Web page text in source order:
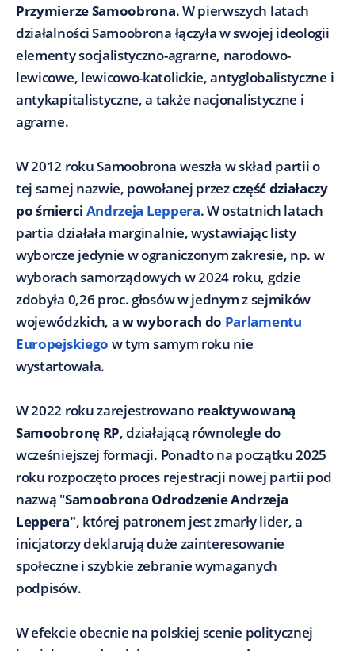
Przymierze Samoobrona. W pierwszych latach
działalności Samoobrona łączyła w swojej ideologii
elementy socjalistyczno-agrarne, narodowo-
lewicowe, lewicowo-katolickie, antyglobalistyczne i
antykapitalistyczne, a także nacjonalistyczne i
agrarne.
W 2012 roku Samoobrona weszła w skład partii o
tej samej nazwie, powołanej przezczęść działaczy
po śmierci Andrzeja Leppera. W ostatnich latach
partia działała marginalnie, wystawiając listy
wyborcze jedynie w ograniczonym zakresie, np. w
wyborach samorządowych w 2024 roku, gdzie
zdobyła 0,26 proc. głosów w jednym z sejmików
wojewódzkich, aw wyborach do Parlamentu
Europejskiego w tym samym roku nie
wystartowała.
W 2022 roku zarejestrowano reaktywowaną
Samoobronę RP, działającą równolegle do
wcześniejszej formacji. Ponadto na początku 2025
roku rozpoczęto proces rejestracji nowej partii pod
nazwą "Samoobrona Odrodzenie Andrzeja
Leppera", której patronem jest zmarły lider, a
inicjatorzy deklarują duże zainteresowanie
społeczne i szybkie zebranie wymaganych
podpisów.
W efekcie obecnie na polskiej scenie politycznej